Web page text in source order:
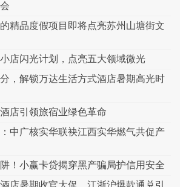
精品度假项目即将点亮苏州山塘街文
店闪光计划，点亮五大领域微光
，解锁万达生活方式酒店暑期高光时
店引领旅宿业绿色革命
中广核实华联袂江西实华燃气共促产
！小赢卡贷揭穿黑产骗局护信用安全
店暑期收官大促，江浙沪爆款通兑引